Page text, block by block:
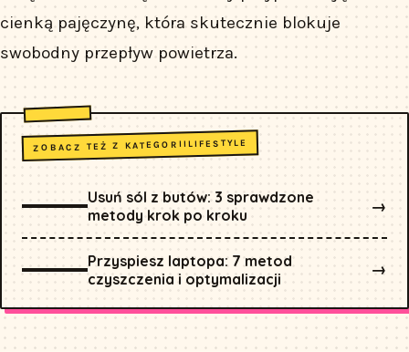
cienką pajęczynę, która skutecznie blokuje
swobodny przepływ powietrza.
ZOBACZ TEŻ Z KATEGORIILIFESTYLE
Usuń sól z butów: 3 sprawdzone
metody krok po kroku
→
Przyspiesz laptopa: 7 metod
czyszczenia i optymalizacji
→